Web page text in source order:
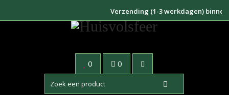
Verzending (1-3 werkdagen) binnen
0 0